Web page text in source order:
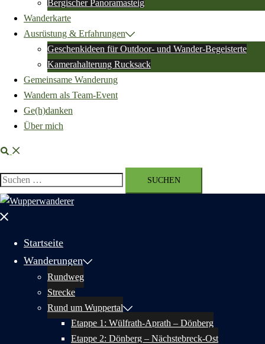
Bergischer Panoramasteig
Wanderkarte
Ausrüstung & Erfahrungen
Geschenkideen für Outdoor- und Wander-Begeisterte
Kamerahalterung Rucksack
Gemeinsame Wanderung
Wandern als Team-Event
Ge(h)danken
Über mich
Suche
Suchen
nach:
Menü
Startseite
Wanderungen
Rundweg
Strecke
Rund um Wuppertal
Etappe 1: Wülfrath-Aprath – Dönberg
Etappe 2: Dönberg – Nächstebreck-Ost